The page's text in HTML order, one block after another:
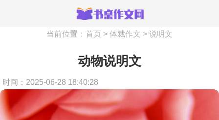
当前位置： 首页 > 体裁作文 > 说明文
动物说明文
时间：2025-06-28 18:40:28